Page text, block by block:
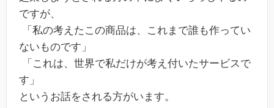
ですが、
「私の考えたこの商品は、これまで誰も作ってい
ないものです」
「これは、世界で私だけが考え付いたサービスで
す」
というお話をされる方がいます。